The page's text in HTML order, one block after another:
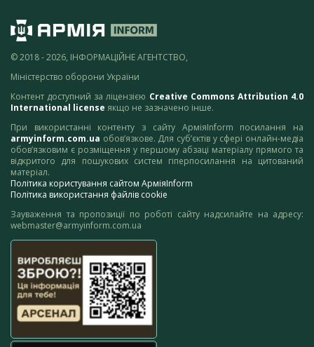
© 2018 - 2026, ІНФОРМАЦІЙНЕ АГЕНТСТВО,
Міністерство оборони України
Контент доступний за ліцензією Creative Commons Attribution 4.0
International license якщо не зазначено інше.
При використанні контенту з сайту АрміяInform посилання на
armyinform.com.ua обов’язкове. Для суб’єктів у сфері онлайн-медіа
обов’язковим є розміщення у першому абзаці матеріалу прямого та
відкритого для пошукових систем гіперпосилання на цитований
матеріал.
Політика користування сайтом АрміяInform
Політика використання файлів cookie
Зауваження та пропозиції по роботі сайту надсилайте на адресу:
webmaster@armyinform.com.ua